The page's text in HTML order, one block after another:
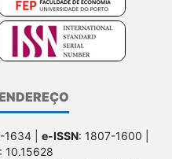
1634 | e-ISSN: 1807-1600 |
: 10.15628